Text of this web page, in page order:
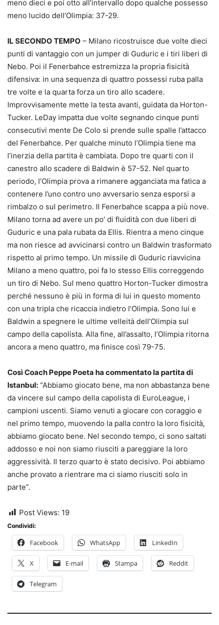
meno dieci e poi otto all’intervallo dopo qualche possesso
meno lucido dell’Olimpia: 37-29.
IL SECONDO TEMPO – Milano ricostruisce due volte dieci
punti di vantaggio con un jumper di Guduric e i tiri liberi di
Nebo. Poi il Fenerbahce estremizza la propria fisicità
difensiva: in una sequenza di quattro possessi ruba palla
tre volte e la quarta forza un tiro allo scadere.
Improvvisamente mette la testa avanti, guidata da Horton-
Tucker. LeDay impatta due volte segnando cinque punti
consecutivi mente De Colo si prende sulle spalle l’attacco
del Fenerbahce. Per qualche minuto l’Olimpia tiene ma
l’inerzia della partita è cambiata. Dopo tre quarti con il
canestro allo scadere di Baldwin è 57-52. Nel quarto
periodo, l’Olimpia prova a rimanere agganciata ma fatica a
contenere l’uno contro uno avversario senza esporsi a
rimbalzo o sul perimetro. Il Fenerbahce scappa a più nove.
Milano torna ad avere un po’ di fluidità con due liberi di
Guduric e una pala rubata da Ellis. Rientra a meno cinque
ma non riesce ad avvicinarsi contro un Baldwin trasformato
rispetto al primo tempo. Un missile di Guduric riavvicina
Milano a meno quattro, poi fa lo stesso Ellis correggendo
un tiro di Nebo. Sul meno quattro Horton-Tucker dimostra
perché nessuno è più in forma di lui in questo momento
con una tripla che ricaccia indietro l’Olimpia. Sono lui e
Baldwin a spegnere le ultime velleità dell’Olimpia sul
campo della capolista. Alla fine, all’assalto, l’Olimpia ritorna
ancora a meno quattro, ma finisce così 79-75.
Così Coach Peppe Poeta ha commentato la partita di
Istanbul: “Abbiamo giocato bene, ma non abbastanza bene
da vincere sul campo della capolista di EuroLeague, i
campioni uscenti. Siamo venuti a giocare con coraggio e
nel primo tempo, muovendo la palla contro la loro fisicità,
abbiamo giocato bene. Nel secondo tempo, ci sono saltati
addosso e noi non siamo riusciti a pareggiare la loro
aggressività. Il terzo quarto è stato decisivo. Poi abbiamo
anche provato a rientrare ma ci siamo riusciti solo in
parte”.
Post Views: 19
Condividi:
Facebook WhatsApp LinkedIn
X E-mail Stampa Reddit
Telegram